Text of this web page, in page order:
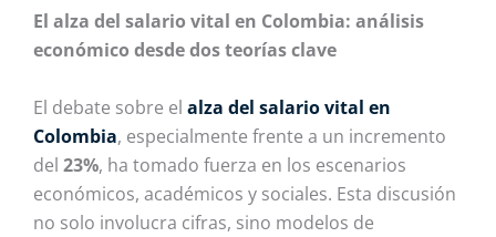
El alza del salario vital en Colombia: análisis
económico desde dos teorías clave
El debate sobre el alza del salario vital en
Colombia, especialmente frente a un incremento
del 23%, ha tomado fuerza en los escenarios
económicos, académicos y sociales. Esta discusión
no solo involucra cifras, sino modelos de